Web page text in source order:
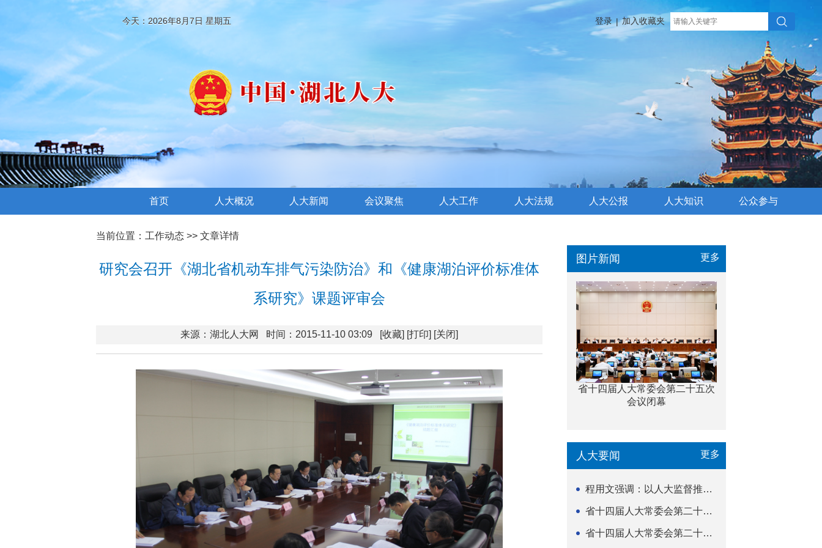
今天：2026年8月7日 星期五 登录 | 加入收藏夹
首页 人大概况 人大新闻 会议聚焦 人大工作 人大法规 人大公报 人大知识 公众参与
当前位置： 工作动态 >> 文章详情
研究会召开《湖北省机动车排气污染防治》和《健康湖泊评价标准体
系研究》课题评审会
来源：湖北人大网 时间：2015-11-10 03:09 [收藏] [打印] [关闭]
图片新闻 更多
省十四届人大常委会第二十五次
会议闭幕
人大要闻 更多
程用文强调：以人大监督推动科技金融高质量发展
省十四届人大常委会第二十五次会议闭幕
省十四届人大常委会第二十五次会议举行